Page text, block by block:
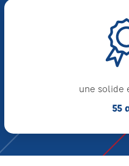
une solide
55